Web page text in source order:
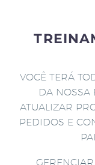
VOCÊ TERÁ
DA NOSSA
ATUALIZAR
PEDIDOS E